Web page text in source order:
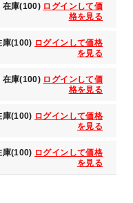
在庫(100) ログインして価
格を見る
庫(100) ログインして価格
を見る
在庫(100) ログインして価
格を見る
庫(100) ログインして価格
を見る
庫(100) ログインして価格
を見る